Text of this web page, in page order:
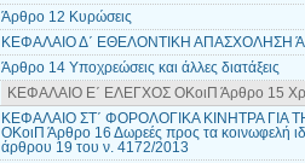
Άρθρο 12 Κυρώσεις
ΚΕΦΑΛΑΙΟ Δ΄ ΕΘΕΛΟΝΤΙΚΗ ΑΠΑΣΧΟΛΗΣΗ
Άρθρο 14 Υποχρεώσεις και άλλες διατάξεις
ΚΕΦΑΛΑΙΟ Ε΄ ΕΛΕΓΧΟΣ ΟΚοιΠ Άρθρο 15
ΚΕΦΑΛΑΙΟ ΣΤ΄ ΦΟΡΟΛΟΓΙΚΑ ΚΙΝΗΤΡΑ ΓΙΑ
ΟΚοιΠ Άρθρο 16 Δωρεές προς τα κοινωφελή
άρθρου 19 του ν. 4172/2013